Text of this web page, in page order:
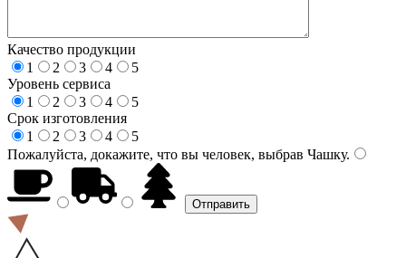
Качество продукции
1
2 3 4
5
Уровень сервиса
1
2 3 4
5
Срок изготовления
1
2 3 4
5
Пожалуйста, докажите, что вы человек, выбрав Чашку.